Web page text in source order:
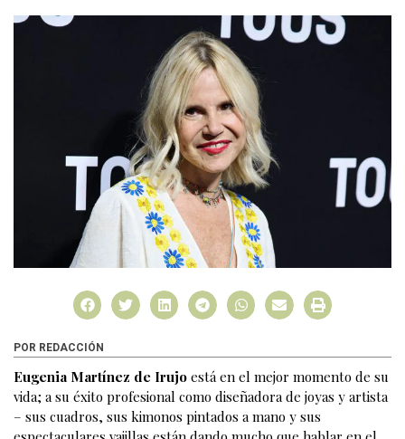
POR REDACCIÓN
Eugenia Martínez de Irujo está en el mejor momento de su
vida; a su éxito profesional como diseñadora de joyas y artista
– sus cuadros, sus kimonos pintados a mano y sus